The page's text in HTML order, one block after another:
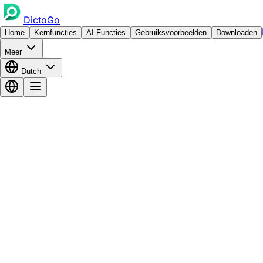
DictoGo
Home Kernfuncties AI Functies Gebruiksvoorbeelden Downloaden
Meer
Dutch